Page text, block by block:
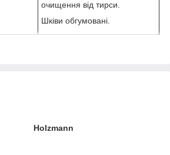
очищення від тирси.
Шківи обгумовані.
Holzmann